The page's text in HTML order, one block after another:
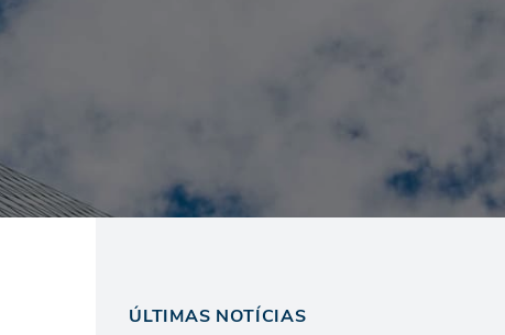
ÚLTIMAS NOTÍCIAS